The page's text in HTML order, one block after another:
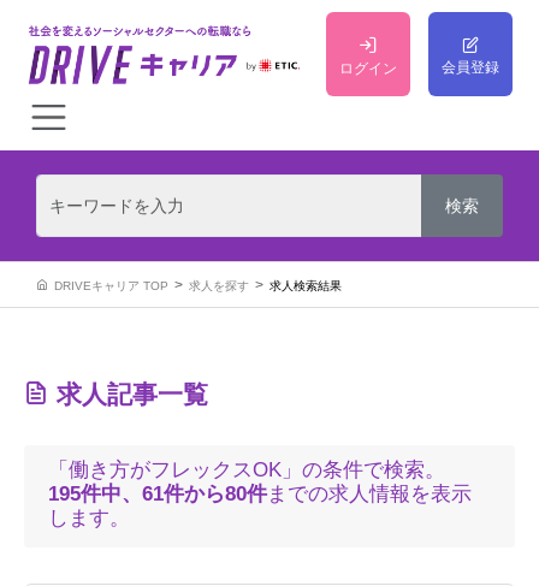
ログイン 会員登録
DRIVEキャリア TOP 求人を探す 求人検索結果
求人記事一覧
「働き方がフレックスOK」の条件で検索。
195件中、61件から80件までの求人情報を表示
します。